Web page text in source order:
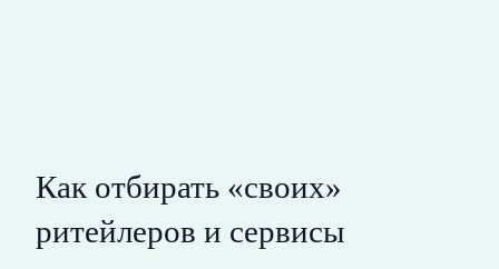
Как отбирать «своих»
ритейлеров и сервисы